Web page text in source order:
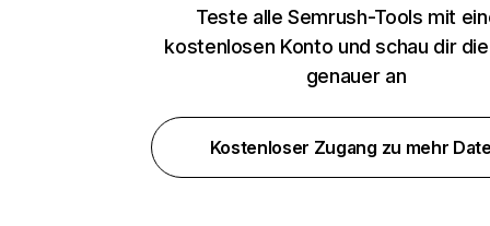
Teste alle Semrush-Tools mit
kostenlosen Konto und schau dir
genauer an
Kostenloser Zugang zu mehr